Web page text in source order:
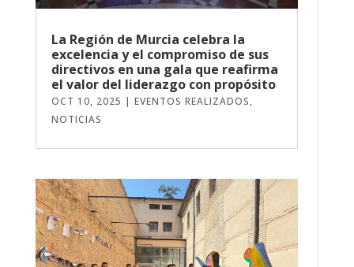
La Región de Murcia celebra la
excelencia y el compromiso de sus
directivos en una gala que reafirma
el valor del liderazgo con propósito
OCT 10, 2025 | EVENTOS REALIZADOS,
NOTICIAS